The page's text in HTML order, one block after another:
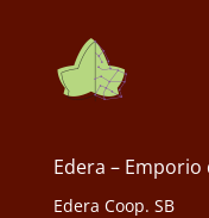
Edera –
Edera Coop. SB